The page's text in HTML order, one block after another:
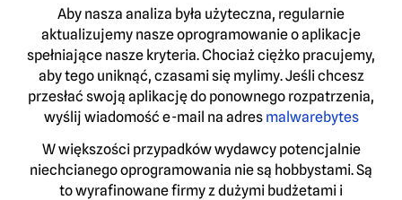
Aby nasza analiza była użyteczna, regularnie
aktualizujemy nasze oprogramowanie o aplikacje
spełniające nasze kryteria. Chociaż ciężko pracujemy,
aby tego uniknąć, czasami się mylimy. Jeśli chcesz
przesłać swoją aplikację do ponownego rozpatrzenia,
wyślij wiadomość e-mail na adres malwarebytes
W większości przypadków wydawcy potencjalnie
niechcianego oprogramowania nie są hobbystami. Są
to wyrafinowane firmy z dużymi budżetami i